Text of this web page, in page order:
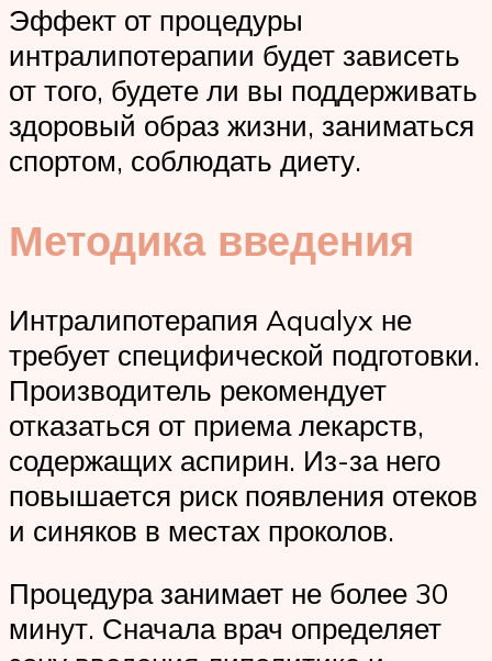
Эффект от процедуры
интралипотерапии будет зависеть
от того, будете ли вы поддерживать
здоровый образ жизни, заниматься
спортом, соблюдать диету.
Методика введения
Интралипотерапия Aqualyx не
требует специфической подготовки.
Производитель рекомендует
отказаться от приема лекарств,
содержащих аспирин. Из-за него
повышается риск появления отеков
и синяков в местах проколов.
Процедура занимает не более 30
минут. Сначала врач определяет